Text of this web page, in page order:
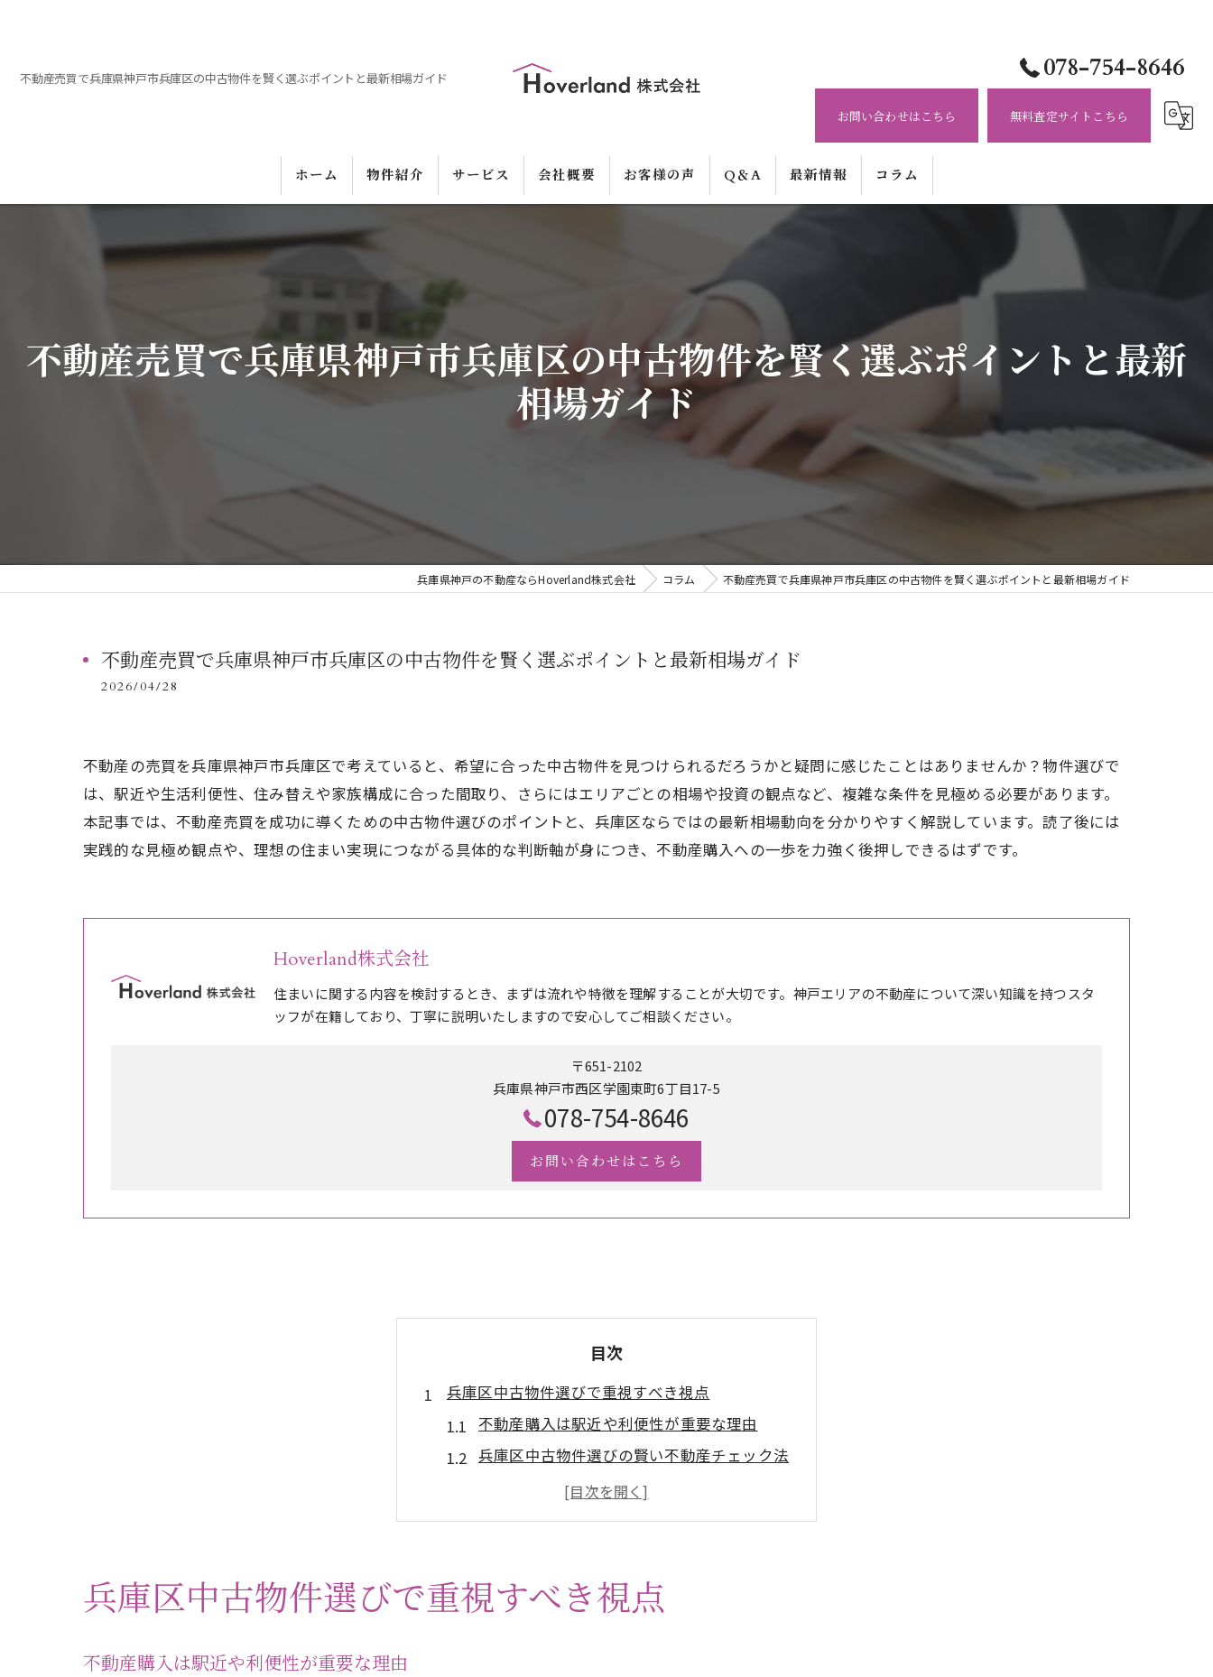
不動産売買で兵庫県神戸市兵庫区の中古物件を賢く選ぶポイントと最新相場ガイド 078-754-8646
お問い合わせはこちら 無料査定サイトこちら
ホーム 物件紹介 サービス 会社概要 お客様の声 Q＆A 最新情報 コラム
不動産売買で兵庫県神戸市兵庫区の中古物件を賢く選ぶポイントと最新
相場ガイド
兵庫県神戸の不動産ならHoverland株式会社 コラム 不動産売買で兵庫県神戸市兵庫区の中古物件を賢く選ぶポイントと最新相場ガイド
不動産売買で兵庫県神戸市兵庫区の中古物件を賢く選ぶポイントと最新相場ガイド
2026/04/28
不動産の売買を兵庫県神戸市兵庫区で考えていると、希望に合った中古物件を見つけられるだろうかと疑問に感じたことはありませんか？物件選びで
は、駅近や生活利便性、住み替えや家族構成に合った間取り、さらにはエリアごとの相場や投資の観点など、複雑な条件を見極める必要があります。
本記事では、不動産売買を成功に導くための中古物件選びのポイントと、兵庫区ならではの最新相場動向を分かりやすく解説しています。読了後には
実践的な見極め観点や、理想の住まい実現につながる具体的な判断軸が身につき、不動産購入への一歩を力強く後押しできるはずです。
Hoverland株式会社
住まいに関する内容を検討するとき、まずは流れや特徴を理解することが大切です。神戸エリアの不動産について深い知識を持つスタ
ッフが在籍しており、丁寧に説明いたしますので安心してご相談ください。
〒651-2102
兵庫県神戸市西区学園東町6丁目17-5
078-754-8646
お問い合わせはこちら
目次
兵庫区中古物件選びで重視すべき視点
不動産購入は駅近や利便性が重要な理由
兵庫区中古物件選びの賢い不動産チェック法
生活環境と不動産相場を比較する視点
家族構成に合わせた不動産の選び方解説
神戸エリアで不動産購入を成功させる秘訣
不動産購入前に知る神戸エリア市場傾向
兵庫区中古物件選びで重視すべき視点
不動産購入は駅近や利便性が重要な理由